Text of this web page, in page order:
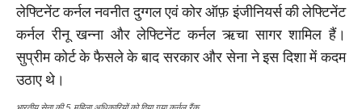
लेफ्टिनेंट कर्नल नवनीत दुग्गल एवं कोर ऑफ़ इंजीनियर्स की लेफ्टिनेंट
कर्नल रीनू खन्ना और लेफ्टिनेंट कर्नल ऋचा सागर शामिल हैं।
सुप्रीम कोर्ट के फैसले के बाद सरकार और सेना ने इस दिशा में कदम
उठाए थे।